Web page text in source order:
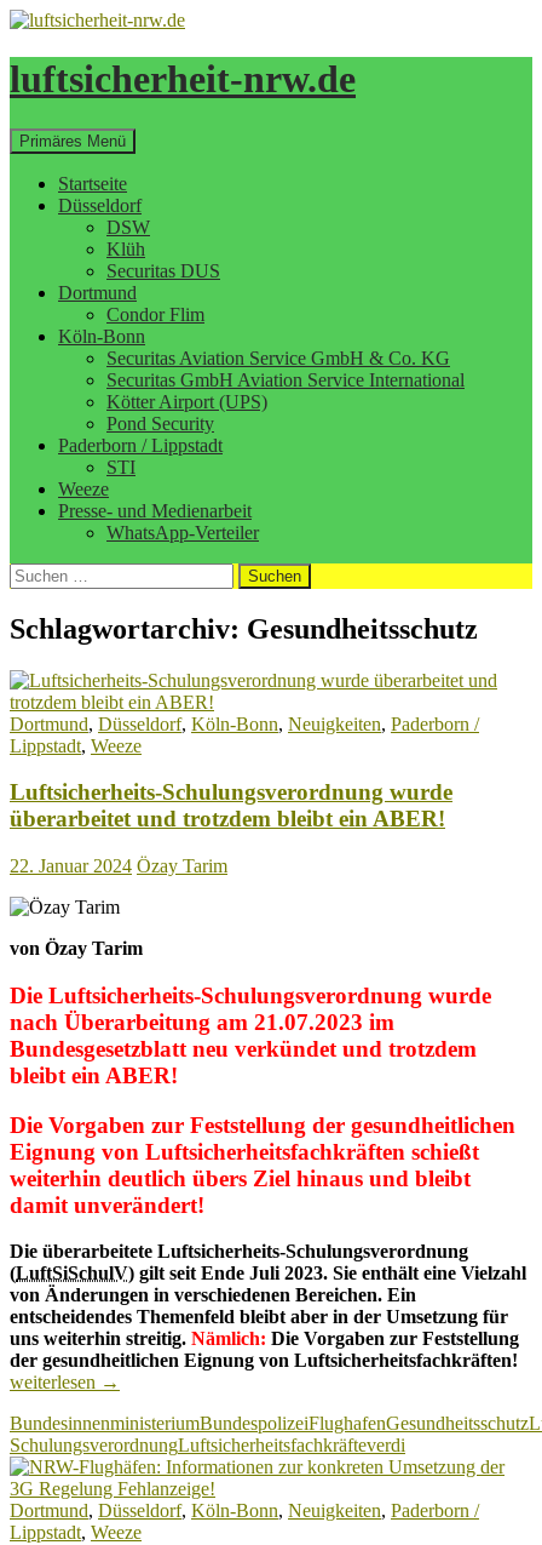
Zum
springen
luftsicherheit-nrw.de
Suchen
Primäres Menü
Startseite
Düsseldorf
DSW
Klüh
Securitas DUS
Dortmund
Condor Flim
Köln-Bonn
Securitas Aviation Service GmbH & Co. KG
Securitas GmbH Aviation Service International
Kötter Airport (UPS)
Pond Security
Paderborn / Lippstadt
STI
Weeze
Presse- und Medienarbeit
WhatsApp-Verteiler
Suchen
nach:
Schlagwortarchiv: Gesundheitsschutz
Dortmund, Düsseldorf, Köln-Bonn, Neuigkeiten, Paderborn /
Lippstadt, Weeze
Luftsicherheits-Schulungsverordnung wurde
überarbeitet und trotzdem bleibt ein ABER!
22. Januar 2024 Özay Tarim
von Özay Tarim
Die Luftsicherheits-Schulungsverordnung wurde
nach Überarbeitung am 21.07.2023 im
Bundesgesetzblatt neu verkündet und trotzdem
bleibt ein ABER!
Die Vorgaben zur Feststellung der gesundheitlichen
Eignung von Luftsicherheitsfachkräften schießt
weiterhin deutlich übers Ziel hinaus und bleibt
damit unverändert!
Die überarbeitete Luftsicherheits-Schulungsverordnung
(LuftSiSchulV) gilt seit Ende Juli 2023. Sie enthält eine Vielzahl
von Änderungen in verschiedenen Bereichen. Ein
entscheidendes Themenfeld bleibt aber in der Umsetzung für
uns weiterhin streitig. Nämlich: Die Vorgaben zur Feststellung
der gesundheitlichen Eignung von Luftsicherheitsfachkräften!
weiterlesen →
BundesinnenministeriumBundespolizeiFlughafenGesundheitsschutz
SchulungsverordnungLuftsicherheitsfachkräfteverdi
Dortmund, Düsseldorf, Köln-Bonn, Neuigkeiten, Paderborn /
Lippstadt, Weeze